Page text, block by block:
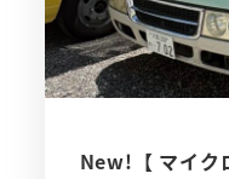
New!【 マイ